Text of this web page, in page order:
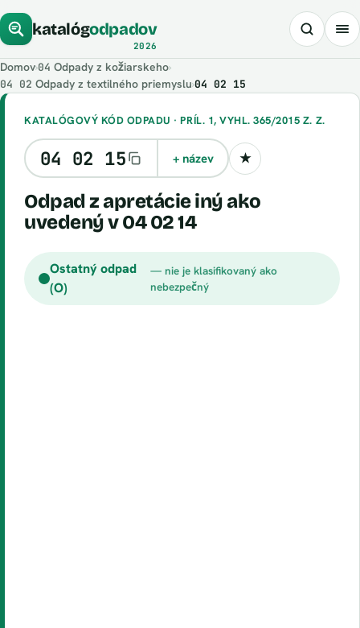
katalógodpadov
2026
Domov›04 Odpady z kožiarskeho›
04 02 Odpady z textilného priemyslu›04 02 15
KATALÓGOVÝ KÓD ODPADU · PRÍL. 1, VYHL. 365/2015 Z. Z.
04 02 15 + název ★Uložiť kód
odpad z apretácie iný ako
uvedený v 04 02 14
Ostatný odpad
(O)
— nie je klasifikovaný ako
nebezpečný